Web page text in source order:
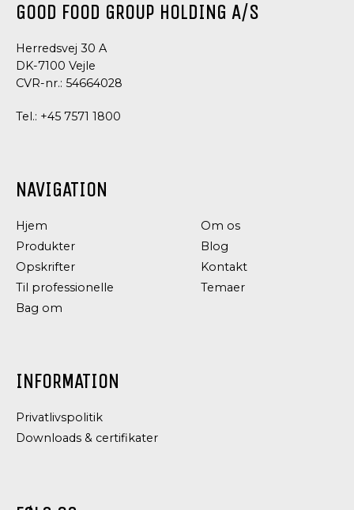
GOOD FOOD GROUP HOLDING A/S
Herredsvej 30 A
DK-7100 Vejle
CVR-nr.: 54664028
Tel.: +45 7571 1800
NAVIGATION
Hjem
Produkter
Opskrifter
Til professionelle
Bag om
Om os
Blog
Kontakt
Temaer
INFORMATION
Privatlivspolitik
Downloads & certifikater